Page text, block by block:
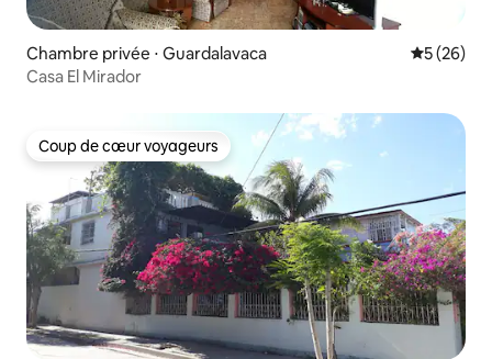
Chambre privée ⋅ Guardalavaca
5 (26)
Casa El Mirador
Coup de cœur voyageurs
Coup de cœur voyageurs